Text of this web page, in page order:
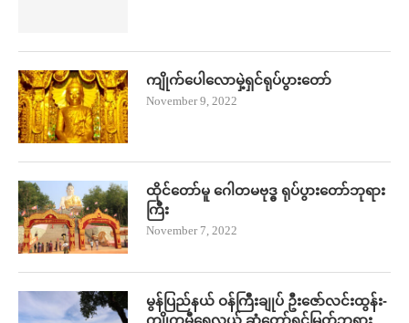
ကျိုက်ပေါလောမှဲ့ရှင်ရုပ်ပွားတော်
November 9, 2022
ထိုင်တော်မူ ဂေါတမဗုဒ္ဓ ရုပ်ပွားတော်ဘုရား
ကြီး
November 7, 2022
မွန်ပြည်နယ် ဝန်ကြီးချုပ် ဦး​ဇော်လင်းထွန်း-